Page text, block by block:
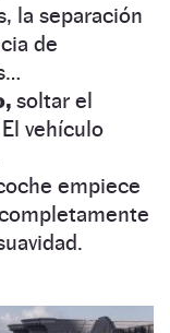
la separación
de
soltar el
vehículo
empiece